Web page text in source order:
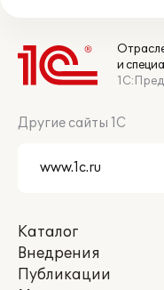
и
Другие сайты 1С
Каталог
Внедрения
Публикации